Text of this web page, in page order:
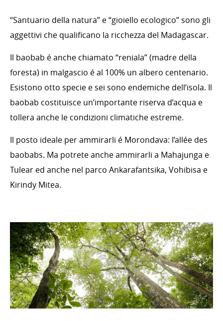
“Santuario della natura” e “gioiello ecologico” sono gli
aggettivi che qualificano la ricchezza del Madagascar.
Il baobab é anche chiamato “reniala” (madre della
foresta) in malgascio é al 100% un albero centenario.
Esistono otto specie e sei sono endemiche dell’isola. Il
baobab costituisce un’importante riserva d’acqua e
tollera anche le condizioni climatiche estreme.
Il posto ideale per ammirarli é Morondava: l’allée des
baobabs. Ma potrete anche ammirarli a Mahajunga e
Tulear ed anche nel parco Ankarafantsika, Vohibisa e
Kirindy Mitea.